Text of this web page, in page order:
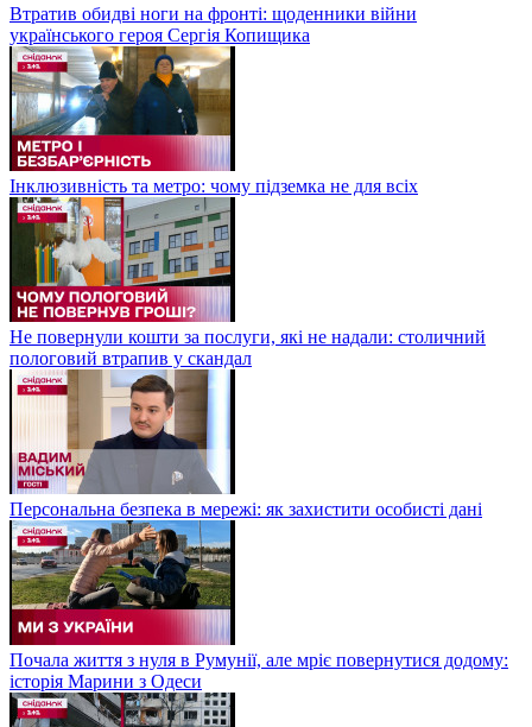
Втратив обидві ноги на фронті: щоденники війни
українського героя Сергія Копищика
Інклюзивність та метро: чому підземка не для всіх
Не повернули кошти за послуги, які не надали: столичний
пологовий втрапив у скандал
Персональна безпека в мережі: як захистити особисті дані
Почала життя з нуля в Румунії, але мріє повернутися додому:
історія Марини з Одеси